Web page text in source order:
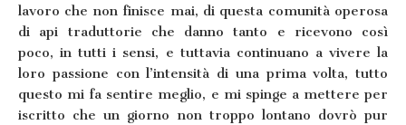
lavoro che non finisce mai, di questa comunità operosa
di api traduttorie che danno tanto e ricevono così
poco, in tutti i sensi, e tuttavia continuano a vivere la
loro passione con l’intensità di una prima volta, tutto
questo mi fa sentire meglio, e mi spinge a mettere per
iscritto che un giorno non troppo lontano dovrò pur